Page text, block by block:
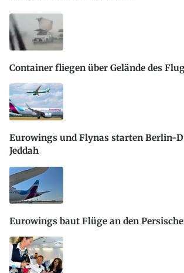
Container fliegen über Gelände des
Eurowings und Flynas starten Berlin-
Jeddah
Eurowings baut Flüge an den